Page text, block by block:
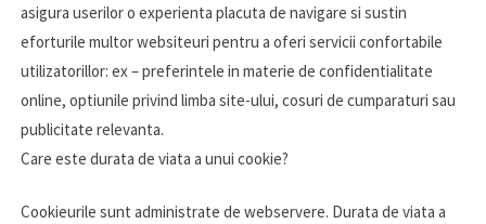
asigura userilor o experienta placuta de navigare si sustin
eforturile multor websiteuri pentru a oferi servicii confortabile
utilizatorillor: ex – preferintele in materie de confidentialitate
online, optiunile privind limba site-ului, cosuri de cumparaturi sau
publicitate relevanta.
Care este durata de viata a unui cookie?
Cookieurile sunt administrate de webservere. Durata de viata a